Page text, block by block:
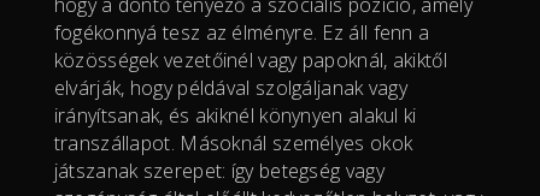
fogékonnyá tesz az élményre. Ez áll fenn a
közösségek vezetőinél vagy papoknál, akiktől
elvárják, hogy példával szolgáljanak vagy
irányítsanak, és akiknél könynyen alakul ki
transzállapot. Másoknál személyes okok
játszanak szerepet: így betegség vagy